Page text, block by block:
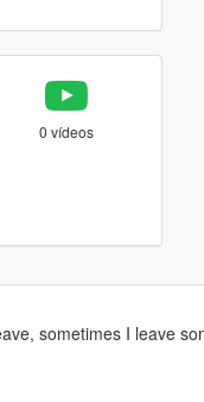
0 vídeos
sometimes I leave